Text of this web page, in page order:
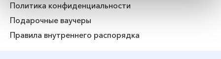
Политика конфиденциальности
Подарочные ваучеры
Правила внутреннего распорядка